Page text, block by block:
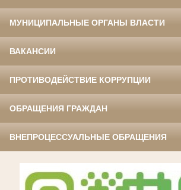
МУНИЦИПАЛЬНЫЕ ОРГАНЫ ВЛАСТИ
ВАКАНСИИ
ПРОТИВОДЕЙСТВИЕ КОРРУПЦИИ
ОБРАЩЕНИЯ ГРАЖДАН
ВНЕПРОЦЕССУАЛЬНЫЕ ОБРАЩЕНИЯ